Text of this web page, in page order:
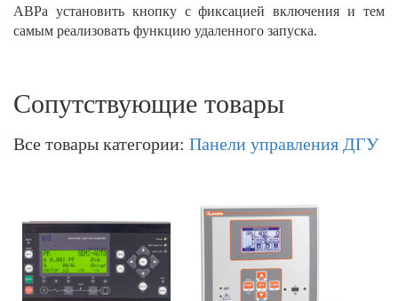
АВРа установить кнопку с фиксацией включения и тем
самым реализовать функцию удаленного запуска.
Сопутствующие товары
Все товары категории: Панели управления ДГУ